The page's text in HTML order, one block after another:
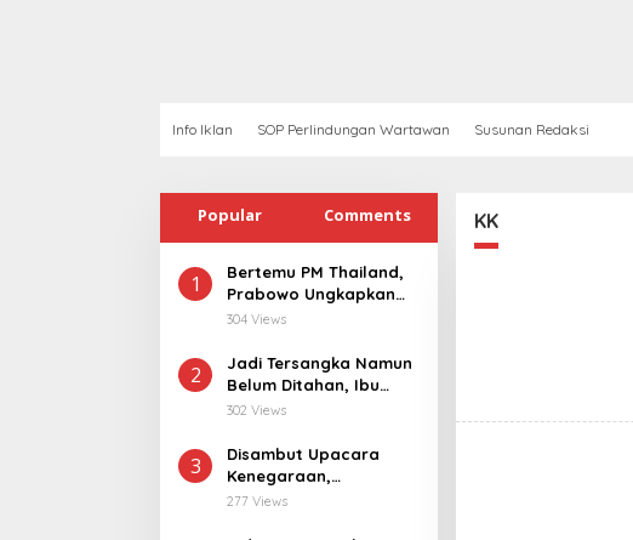
Info Iklan SOP Perlindungan Wartawan Susunan Redaksi
Popular Comments
1
Bertemu PM Thailand,
Prabowo Ungkapkan
Duka Cita kepada Putri
Tahun ke Raja Thailand
304 Views
2
Jadi Tersangka Namun
Belum Ditahan, Ibu
Korban di Pekalongan
Keseriusan Polisi
Tangani Kasus
Rudapksa Sampai
302 Views
3
Disambut Upacara
Kenegaraan,
Kunjungan PM Anutin
277 Views
KK